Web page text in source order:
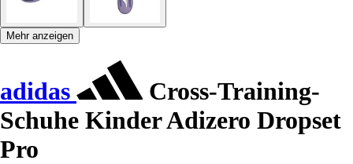
Mehr anzeigen
adidas
Cross-Training-
Schuhe Kinder Adizero Dropset
Pro